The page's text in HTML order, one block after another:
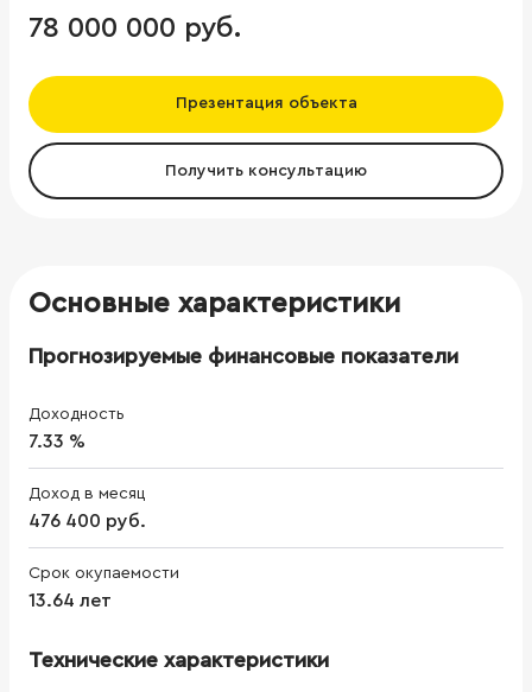
78 000 000 руб.
Презентация объекта
Получить консультацию
Основные характеристики
Прогнозируемые финансовые показатели
Доходность
7.33 %
Доход в месяц
476 400 руб.
Срок окупаемости
13.64 лет
Технические характеристики